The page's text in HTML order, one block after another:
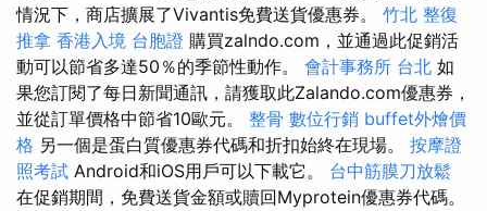
情況下，商店擴展了Vivantis免費送貨優惠券。 竹北 整復
推拿 香港入境 台胞證 購買zalndo.com，並通過此促銷活
動可以節省多達50％的季節性動作。 會計事務所 台北 如
果您訂閱了每日新聞通訊，請獲取此Zalando.com優惠券，
並從訂單價格中節省10歐元。 整骨 數位行銷 buffet外燴價
格 另一個是蛋白質優惠券代碼和折扣始終在現場。 按摩證
照考試 Android和iOS用戶可以下載它。 台中筋膜刀放鬆
在促銷期間，免費送貨金額或贖回Myprotein優惠券代碼。